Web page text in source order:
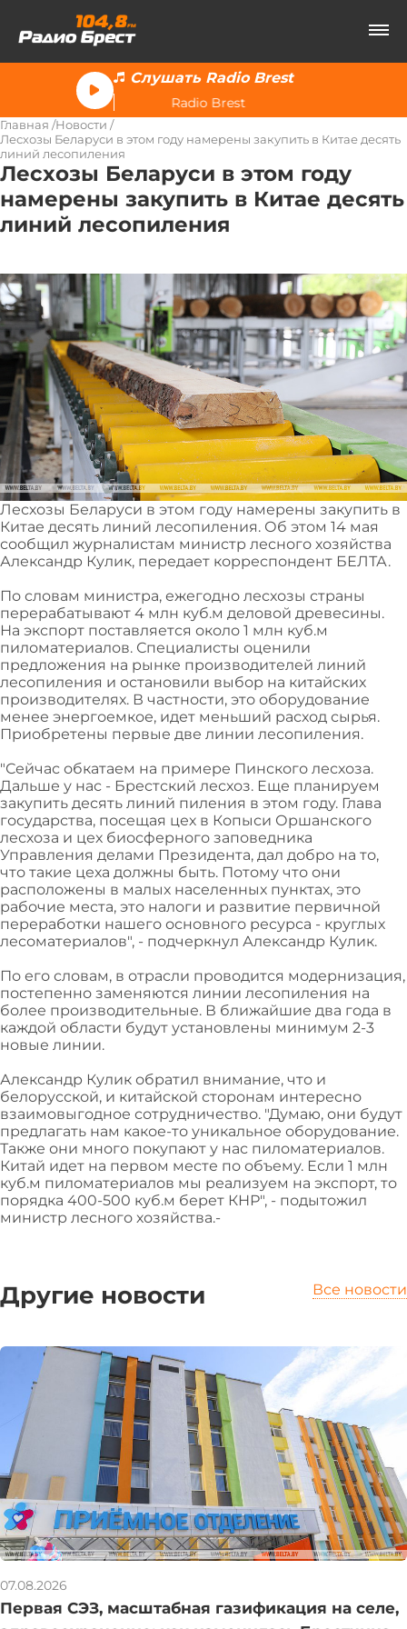
Слушать Radio Brest
Radio Brest
Главная Новости
Лесхозы Беларуси в этом году намерены закупить в Китае десять
линий лесопиления
Лесхозы Беларуси в этом году
намерены закупить в Китае десять
линий лесопиления
Лесхозы Беларуси в этом году намерены закупить в
Китае десять линий лесопиления. Об этом 14 мая
сообщил журналистам министр лесного хозяйства
Александр Кулик, передает корреспондент БЕЛТА.
По словам министра, ежегодно лесхозы страны
перерабатывают 4 млн куб.м деловой древесины.
На экспорт поставляется около 1 млн куб.м
пиломатериалов. Специалисты оценили
предложения на рынке производителей линий
лесопиления и остановили выбор на китайских
производителях. В частности, это оборудование
менее энергоемкое, идет меньший расход сырья.
Приобретены первые две линии лесопиления.
"Сейчас обкатаем на примере Пинского лесхоза.
Дальше у нас - Брестский лесхоз. Еще планируем
закупить десять линий пиления в этом году. Глава
государства, посещая цех в Копыси Оршанского
лесхоза и цех биосферного заповедника
Управления делами Президента, дал добро на то,
что такие цеха должны быть. Потому что они
расположены в малых населенных пунктах, это
рабочие места, это налоги и развитие первичной
переработки нашего основного ресурса - круглых
лесоматериалов", - подчеркнул Александр Кулик.
По его словам, в отрасли проводится модернизация,
постепенно заменяются линии лесопиления на
более производительные. В ближайшие два года в
каждой области будут установлены минимум 2-3
новые линии.
Александр Кулик обратил внимание, что и
белорусской, и китайской сторонам интересно
взаимовыгодное сотрудничество. "Думаю, они будут
предлагать нам какое-то уникальное оборудование.
Также они много покупают у нас пиломатериалов.
Китай идет на первом месте по объему. Если 1 млн
куб.м пиломатериалов мы реализуем на экспорт, то
порядка 400-500 куб.м берет КНР", - подытожил
министр лесного хозяйства.-
Другие новости Все новости
07.08.2026
Первая СЭЗ, масштабная газификация на селе,